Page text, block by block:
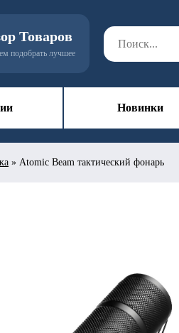
Товаров
подобрать лучшее
Новинки
» Atomic Beam тактический фонарь